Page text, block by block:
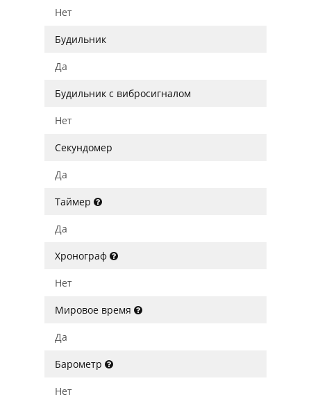
Нет
Будильник
Да
Будильник с вибросигналом
Нет
Секундомер
Да
Таймер
Да
Хронограф
Нет
Мировое время
Да
Барометр
Нет